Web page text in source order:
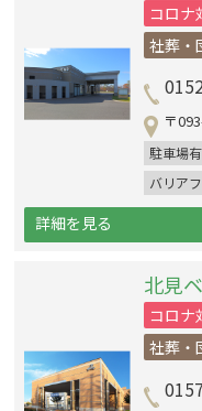
コロナ
社葬・
〒
駐車場有
バリア
詳細を見る
北見
コロナ
社葬・